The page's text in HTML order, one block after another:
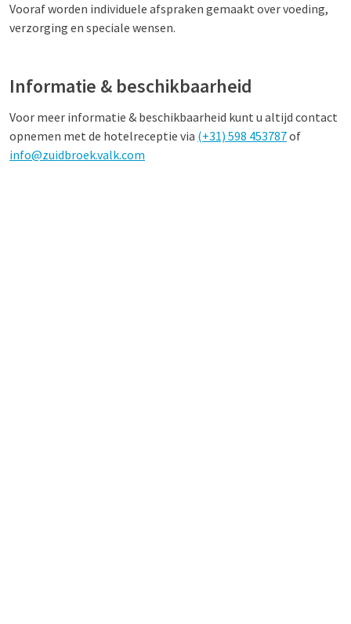
Vooraf worden individuele afspraken gemaakt over voeding,
verzorging en speciale wensen.
Informatie & beschikbaarheid
Voor meer informatie & beschikbaarheid kunt u altijd contact
opnemen met de hotelreceptie via (+31) 598 453787of
info@zuidbroek.valk.com